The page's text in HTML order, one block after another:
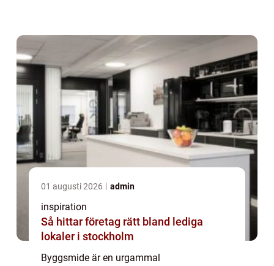
byggprojekts...
01 augusti 2026 admin
inspiration
Så hittar företag rätt bland lediga
lokaler i stockholm
Byggsmide är en urgammal